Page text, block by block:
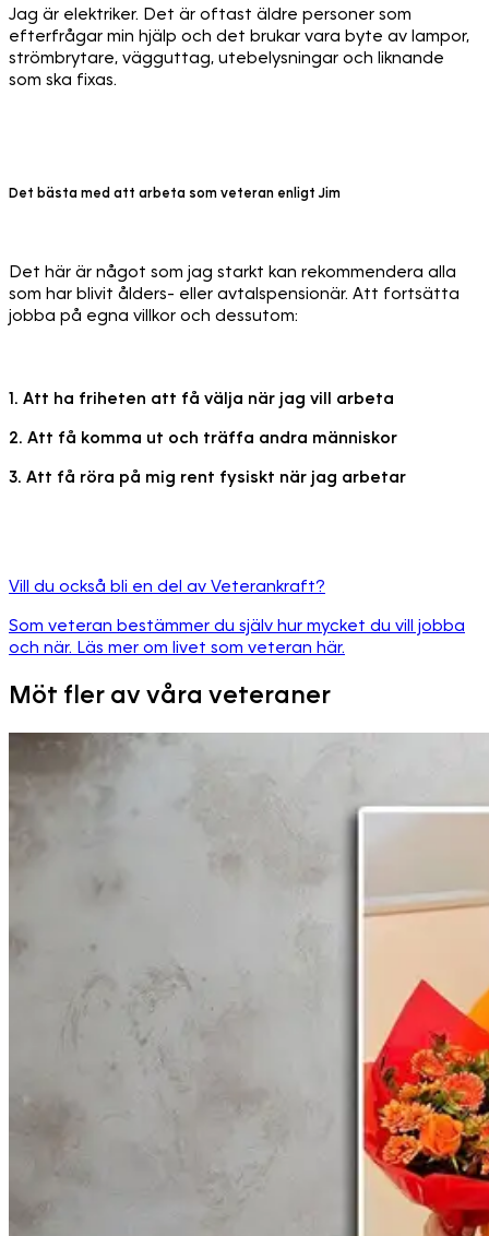
Jag är elektriker. Det är oftast äldre personer som
efterfrågar min hjälp och det brukar vara byte av lampor,
strömbrytare, vägguttag, utebelysningar och liknande
som ska fixas.
Det bästa med att arbeta som veteran enligt Jim
Det här är något som jag starkt kan rekommendera alla
som har blivit ålders- eller avtalspensionär. Att fortsätta
jobba på egna villkor och dessutom:
1. Att ha friheten att få välja när jag vill arbeta
2. Att få komma ut och träffa andra människor
3. Att få röra på mig rent fysiskt när jag arbetar
Vill du också bli en del av Veterankraft?
Som veteran bestämmer du själv hur mycket du vill jobba
och när. Läs mer om livet som veteran här.
Möt fler av våra veteraner